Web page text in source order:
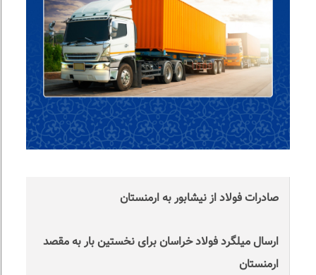
صادرات فولاد از نیشابور به ارمنستان
ارسال میلگرد فولاد خراسان برای نخستین بار به مقصد
ارمنستان